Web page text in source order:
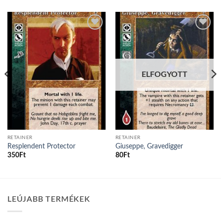
Add to
wishlist
RETAINER
Resplendent Protector
350Ft
Add to
wishlist
ELFOGYOTT
RETAINER
Giuseppe, Gravedigger
80Ft
LEÚJABB TERMÉKEK